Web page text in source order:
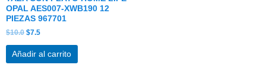
OPAL AES007-XWB190 12
PIEZAS 967701
$10.0 $7.5
Añadir al carrito